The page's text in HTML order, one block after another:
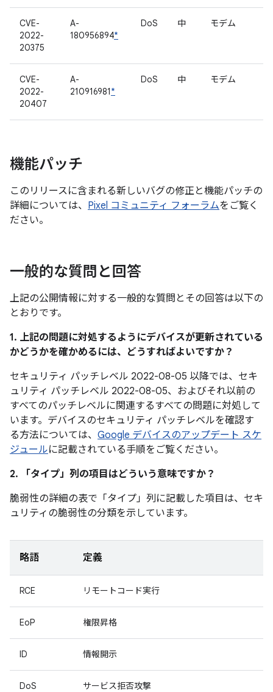
CVE-
2022-
20375
A-
180956894*
DoS 中 モデム
CVE-
2022-
20407
A-
210916981*
DoS 中 モデム
機能パッチ
このリリースに含まれる新しいバグの修正と機能パッチの
詳細については、 Pixel コミュニティ フォーラムをご覧く
ださい。
一般的な質問と回答
上記の公開情報に対する一般的な質問とその回答は以下の
とおりです。
1. 上記の問題に対処するようにデバイスが更新されている
かどうかを確かめるには、どうすればよいですか？
セキュリティ パッチレベル 2022-08-05 以降では、セキ
ュリティ パッチレベル 2022-08-05、およびそれ以前の
すべてのパッチレベルに関連するすべての問題に対処して
います。デバイスのセキュリティ パッチレベルを確認す
る方法については、 Google デバイスのアップデート スケ
ジュールに記載されている手順をご覧ください。
2. 「タイプ」 列の項目はどういう意味ですか？
脆弱性の詳細の表で「タイプ」 列に記載した項目は、セキ
ュリティの脆弱性の分類を示しています。
略語 定義
RCE リモートコード実行
EoP 権限昇格
ID 情報開示
DoS サービス拒否攻撃